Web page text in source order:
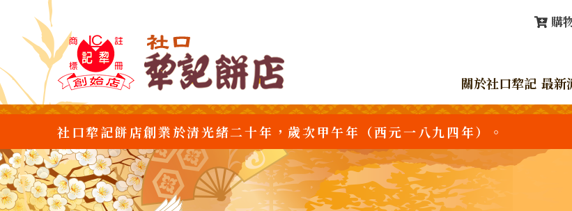
購
關於社口犂記 最新
社口犂記餅店創業於清光緒二十年，歲次甲午年（西元一八九四年）。